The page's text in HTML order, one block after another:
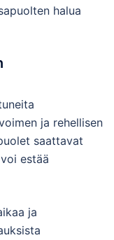
halua
ja rehellisen
saattavat
estää
ja